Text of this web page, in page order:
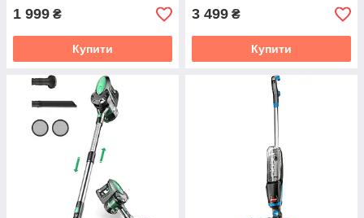
1 999 ₴
Купити
3 499 ₴
Купити